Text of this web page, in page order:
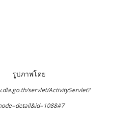
รูปภาพโดย
servlet/ActivityServlet?